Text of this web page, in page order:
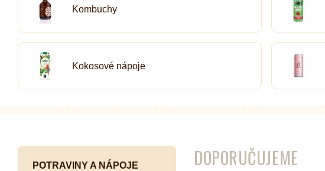
Kombuchy
Superfood shoty
Porcované
Kombuchy
Kokosové nápoje
POTRAVINY A NÁPOJE DOPORUČUJEME